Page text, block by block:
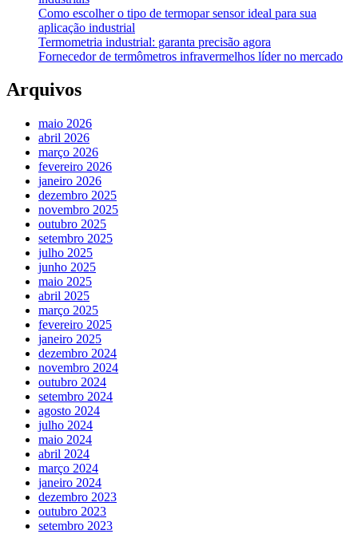
Como escolher o tipo de termopar sensor ideal para sua
aplicação industrial
Termometria industrial: garanta precisão agora
Fornecedor de termômetros infravermelhos líder no mercado
Arquivos
maio 2026
abril 2026
março 2026
fevereiro 2026
janeiro 2026
dezembro 2025
novembro 2025
outubro 2025
setembro 2025
julho 2025
junho 2025
maio 2025
abril 2025
março 2025
fevereiro 2025
janeiro 2025
dezembro 2024
novembro 2024
outubro 2024
setembro 2024
agosto 2024
julho 2024
maio 2024
abril 2024
março 2024
janeiro 2024
dezembro 2023
outubro 2023
setembro 2023